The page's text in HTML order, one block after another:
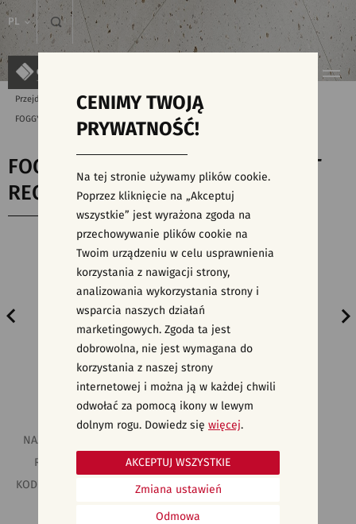
PL
Przejdź do strony głównej Produkty
FOGGY NIGHT GREY MOSAIC MATT RECT 29,8X29,8
FOGGY NIGHT GREY MOSAIC MATT
RECT 29,8X29,8
WYMIAR:
29,8 x 29,8
NAZWA KOLEKCJI:
RODZAJ PŁYTKI:
MOZAIKA
KOD KATALOGOWY:
ND1290-004
CENIMY TWOJĄ
PRYWATNOŚĆ!
Na tej stronie używamy plików cookie.
Poprzez kliknięcie na „Akceptuj
wszystkie” jest wyrażona zgoda na
przechowywanie plików cookie na
Twoim urządzeniu w celu usprawnienia
korzystania z nawigacji strony,
analizowania wykorzystania strony i
wsparcia naszych działań
marketingowych. Zgoda ta jest
dobrowolna, nie jest wymagana do
korzystania z naszej strony
internetowej i można ją w każdej chwili
odwołać za pomocą ikony w lewym
dolnym rogu. Dowiedz się więcej.
Odmowa
Zmiana ustawień
AKCEPTUJ WSZYSTKIE